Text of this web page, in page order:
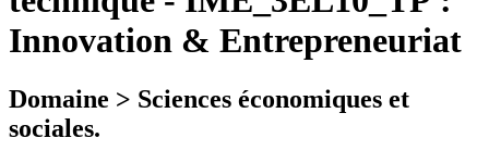
Innovation & Entrepreneuriat
Domaine > Sciences économiques et
sociales.